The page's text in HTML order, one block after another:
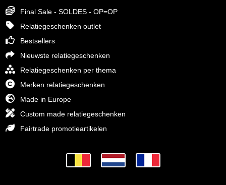
Final Sale - SOLDES - OP=OP
Relatiegeschenken outlet
Bestsellers
Nieuwste relatiegeschenken
Relatiegeschenken per thema
Merken relatiegeschenken
Made in Europe
Custom made relatiegeschenken
Fairtrade promotieartikelen